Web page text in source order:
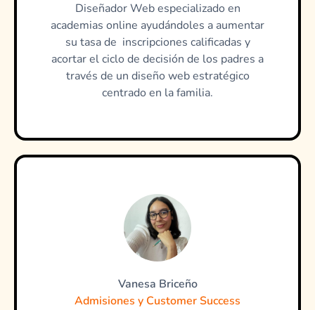
Diseñador Web especializado en
academias online ayudándoles a aumentar
su tasa de inscripciones calificadas y
acortar el ciclo de decisión de los padres a
través de un diseño web estratégico
centrado en la familia.
Vanesa Briceño
Admisiones y Customer Success